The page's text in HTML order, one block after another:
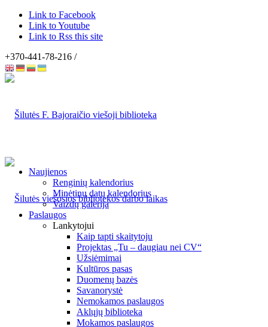
Link to Facebook
Link to Youtube
Link to Rss this site
+370-441-78-216 /
Naujienos
Renginių kalendorius
Minėtinų datų kalendorius
Vaizdų galerija
Paslaugos
Lankytojui
Kaip tapti skaitytoju
Projektas „Tu – daugiau nei CV“
Užsiėmimai
Kultūros pasas
Duomenų bazės
Savanorystė
Nemokamos paslaugos
Aklųjų biblioteka
Mokamos paslaugos